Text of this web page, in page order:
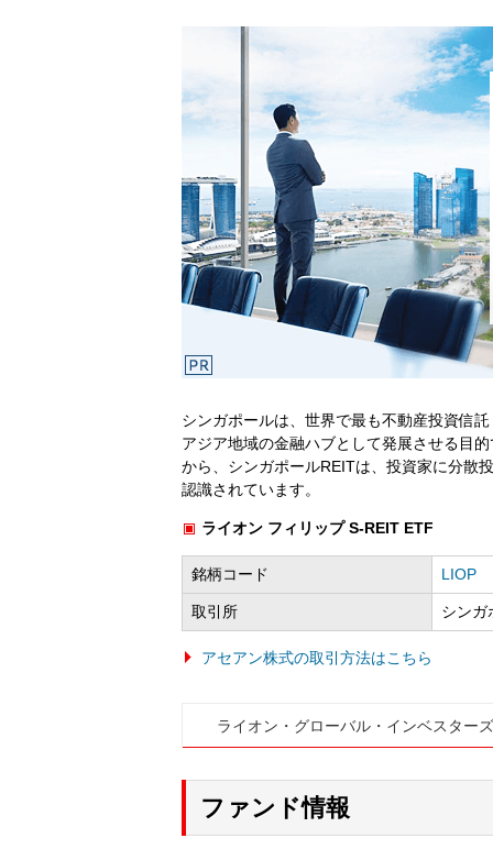
シンガポールは、世界で最も不動産投資信
アジア地域の金融ハブとして発展させる目
から、シンガポールREITは、投資家に分散
認識されています。
ライオン フィリップ S-REIT ETF
銘柄コード LIOP
取引所 シンガ
アセアン株式の取引方法はこちら
ライオン・グローバル・インベスター
ファンド情報